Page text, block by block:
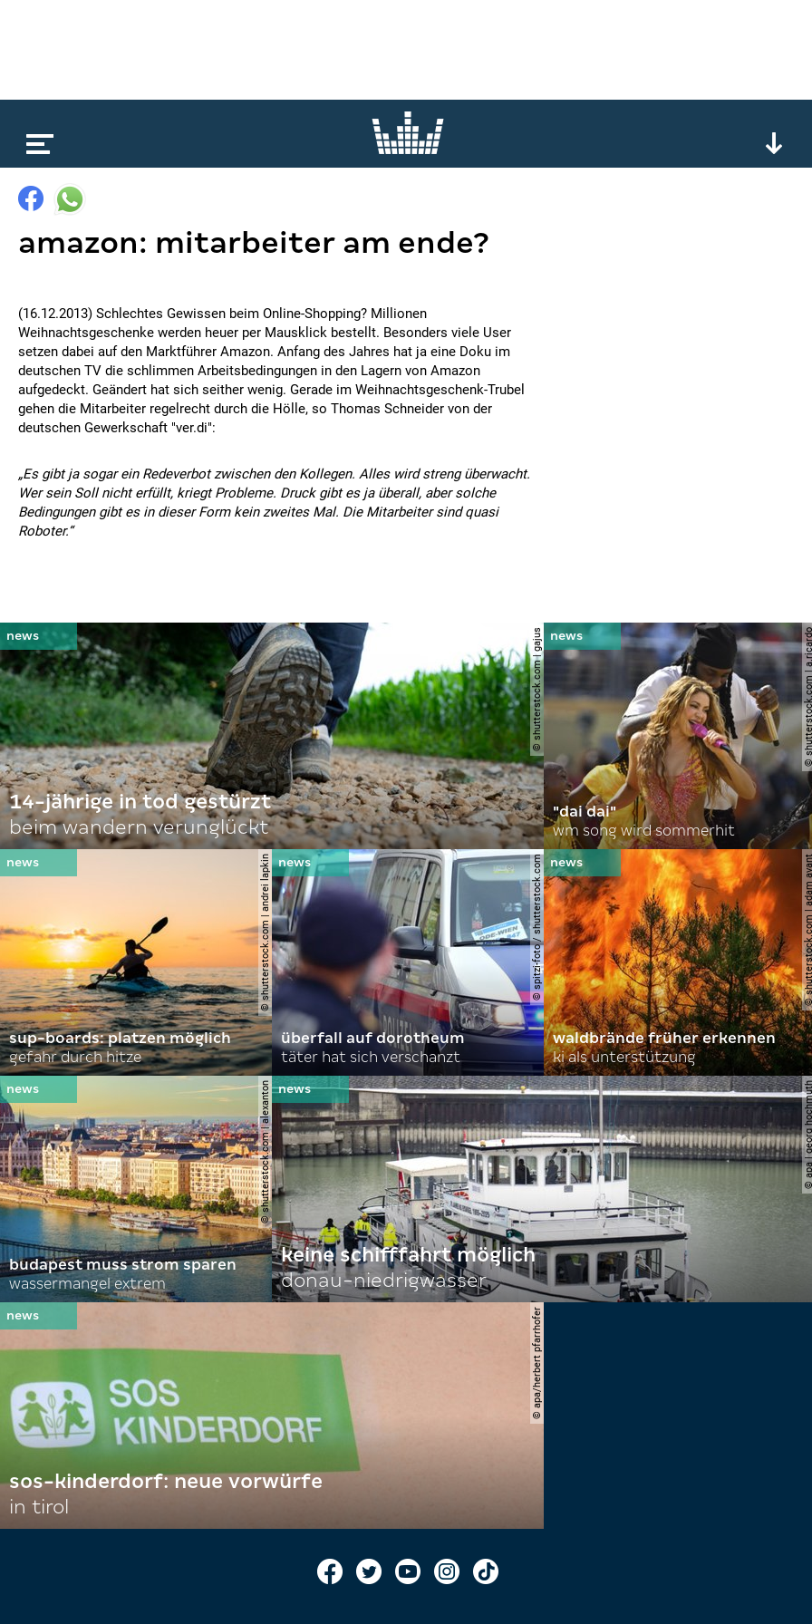
amazon: mitarbeiter am ende?
(16.12.2013) Schlechtes Gewissen beim Online-Shopping? Millionen
Weihnachtsgeschenke werden heuer per Mausklick bestellt. Besonders viele User
setzen dabei auf den Marktführer Amazon. Anfang des Jahres hat ja eine Doku im
deutschen TV die schlimmen Arbeitsbedingungen in den Lagern von Amazon
aufgedeckt. Geändert hat sich seither wenig. Gerade im Weihnachtsgeschenk-Trubel
gehen die Mitarbeiter regelrecht durch die Hölle, so Thomas Schneider von der
deutschen Gewerkschaft "ver.di":
„Es gibt ja sogar ein Redeverbot zwischen den Kollegen. Alles wird streng überwacht.
Wer sein Soll nicht erfüllt, kriegt Probleme. Druck gibt es ja überall, aber solche
Bedingungen gibt es in dieser Form kein zweites Mal. Die Mitarbeiter sind quasi
Roboter.“
© shutterstock.com | gajus
14-jährige in tod gestürzt
beim wandern verunglückt
©
"dai dai"
wm song wird sommerhit
© shutterstock.com | andrei lapkin
sup-boards: platzen möglich
gefahr durch hitze
© spitzi-foto / shutterstock.com
überfall auf dorotheum
täter hat sich verschanzt
©
waldbrände früher erkennen
ki als unterstützung
© shutterstock.com | alexanton
budapest muss strom sparen
wassermangel extrem
© apa |
keine schifffahrt möglich
donau-niedrigwasser
© apa/herbert pfarrhofer
sos-kinderdorf: neue vorwürfe
in tirol